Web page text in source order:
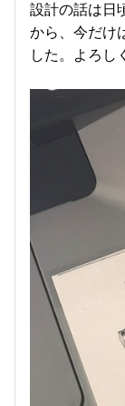
設計の話は日
から、今だけ
した。よろし